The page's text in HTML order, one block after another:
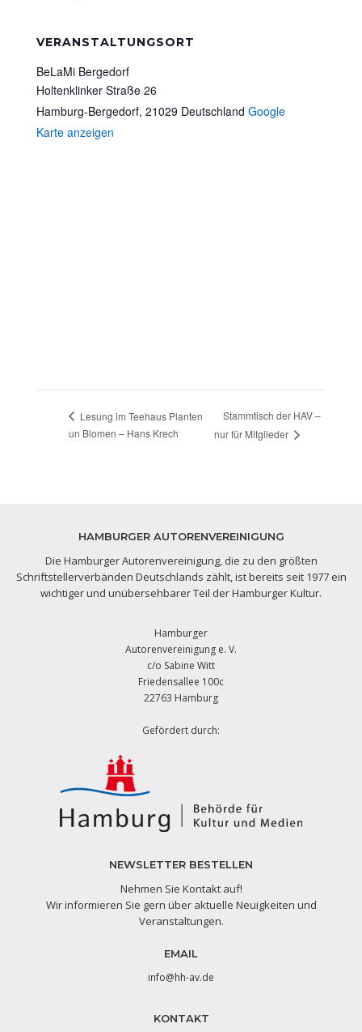
VERANSTALTUNGSORT
BeLaMi Bergedorf
Holtenklinker Straße 26
Hamburg-Bergedorf, 21029 Deutschland Google
Karte anzeigen
Lesung im Teehaus Planten
un Blomen – Hans Krech
Stammtisch der HAV –
nur für Mitglieder
HAMBURGER AUTORENVEREINIGUNG
Die Hamburger Autorenvereinigung, die zu den größten
Schriftstellerverbänden Deutschlands zählt, ist bereits seit 1977 ein
wichtiger und unübersehbarer Teil der Hamburger Kultur.
Hamburger
Autorenvereinigung e. V.
c/o Sabine Witt
Friedensallee 100c
22763 Hamburg
Gefördert durch:
NEWSLETTER BESTELLEN
Nehmen Sie Kontakt auf!
Wir informieren Sie gern über aktuelle Neuigkeiten und
Veranstaltungen.
EMAIL
info@hh-av.de
KONTAKT